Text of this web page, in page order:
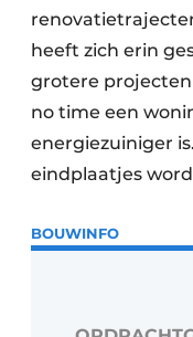
heeft zich erin
grotere projecten
no time een
energiezuiniger
eindplaatjes
BOUWINFO